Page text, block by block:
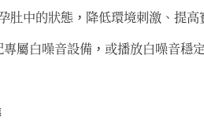
肚中的狀態，降低環境刺激、提
屬白噪音設備，或播放白噪音穩